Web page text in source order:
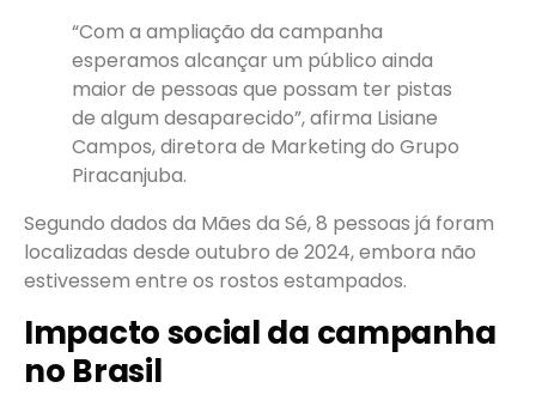
“Com a ampliação da campanha
esperamos alcançar um público ainda
maior de pessoas que possam ter pistas
de algum desaparecido”, afirma Lisiane
Campos, diretora de Marketing do Grupo
Piracanjuba.
Segundo dados da Mães da Sé, 8 pessoas já foram
localizadas desde outubro de 2024, embora não
estivessem entre os rostos estampados.
Impacto social da campanha
no Brasil